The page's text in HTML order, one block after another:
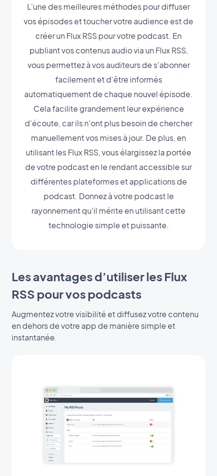
L'une des meilleures méthodes pour diffuser
vos épisodes et toucher votre audience est de
créer un Flux RSS pour votre podcast. En
publiant vos contenus audio via un Flux RSS,
vous permettez à vos auditeurs de s'abonner
facilement et d'être informés
automatiquement de chaque nouvel épisode.
Cela facilite grandement leur expérience
d'écoute, car ils n'ont plus besoin de chercher
manuellement vos mises à jour. De plus, en
utilisant les Flux RSS, vous élargissez la portée
de votre podcast en le rendant accessible sur
différentes plateformes et applications de
podcast. Donnez à votre podcast le
rayonnement qu'il mérite en utilisant cette
technologie simple et puissante.
Les avantages d’utiliser les Flux
RSS pour vos podcasts
Augmentez votre visibilité et diffusez votre contenu
en dehors de votre app de manière simple et
instantanée.